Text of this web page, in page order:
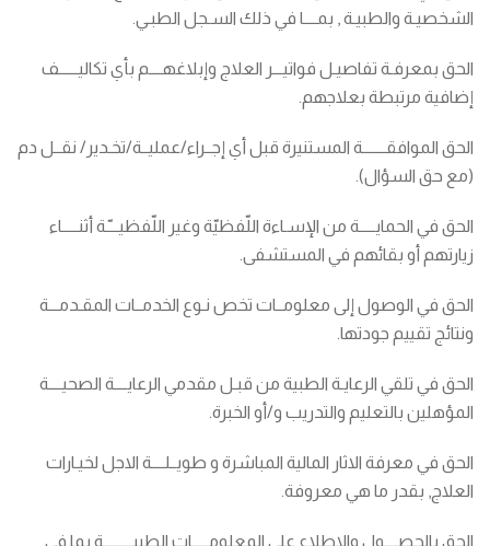
الشخصيـة والطبيـة , بمــــا في ذلك السـجل الطبـي.
الحق بمعرفـة تفاصيـل فواتيـــر العلاج وإبلاغهــــم بأي تكاليــــــف
إضافية مرتبطة بعلاجهم.
الحق الموافقـــــــة المستنيرة قبل أي إجــراء/عمليــة/تخـدير/ نقــل دم
(مع حق السؤال).
الحق في الحمايـــــة من الإسـاءة اللّفظيّة وغير اللّفظيـــّـة أثنـــــاء
زيارتهم أو بقائهم في المستشفى.
الحق في الوصول إلى معلومــات تخص نـوع الخدمــات المقـدمـــة
ونتائج تقييم جودتها.
الحق في تلقي الرعايـة الطبية من قبـل مقدمي الرعايــــة الصحيــــة
المؤهلين بالتعليم والتدريب و/أو الخبرة.
الحق في معرفة الاثار المالية المباشرة و طويــلــــة الاجل لخيـارات
العلاج, بقدر ما هي معروفة.
الحق بالحصــــول والاطلاع على المعلومـــــات الطبيـــــــــة بما في